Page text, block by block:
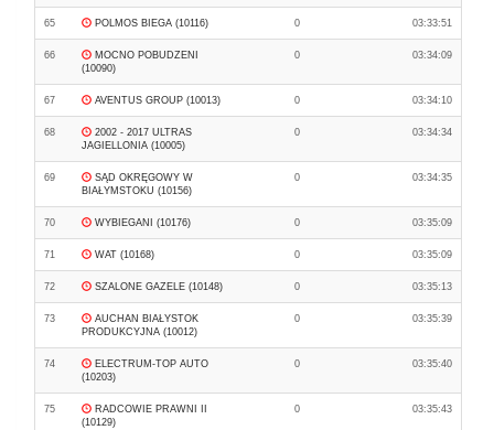
65 POLMOS BIEGA (10116) 0 03:33:51
66
MOCNO POBUDZENI
(10090)
0 03:34:09
67 AVENTUS GROUP (10013) 0 03:34:10
68
2002 - 2017 ULTRAS
JAGIELLONIA (10005)
0 03:34:34
69
SĄD OKRĘGOWY W
BIAŁYMSTOKU (10156)
0 03:34:35
70 WYBIEGANI (10176) 0 03:35:09
71 WAT (10168) 0 03:35:09
72 SZALONE GAZELE (10148) 0 03:35:13
73
AUCHAN BIAŁYSTOK
PRODUKCYJNA (10012)
0 03:35:39
74
ELECTRUM-TOP AUTO
(10203)
0 03:35:40
75
RADCOWIE PRAWNI II
(10129)
0 03:35:43